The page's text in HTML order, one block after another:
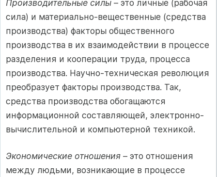
Производительные силы – это личные (рабочая
сила) и материально-вещественные (средства
производства) факторы общественного
производства в их взаимодействии в процессе
разделения и кооперации труда, процесса
производства. Научно-техническая революция
преобразует факторы производства. Так,
средства производства обогащаются
информационной составляющей, электронно-
вычислительной и компьютерной техникой.
Экономические отношения – это отношения
между людьми, возникающие в процессе